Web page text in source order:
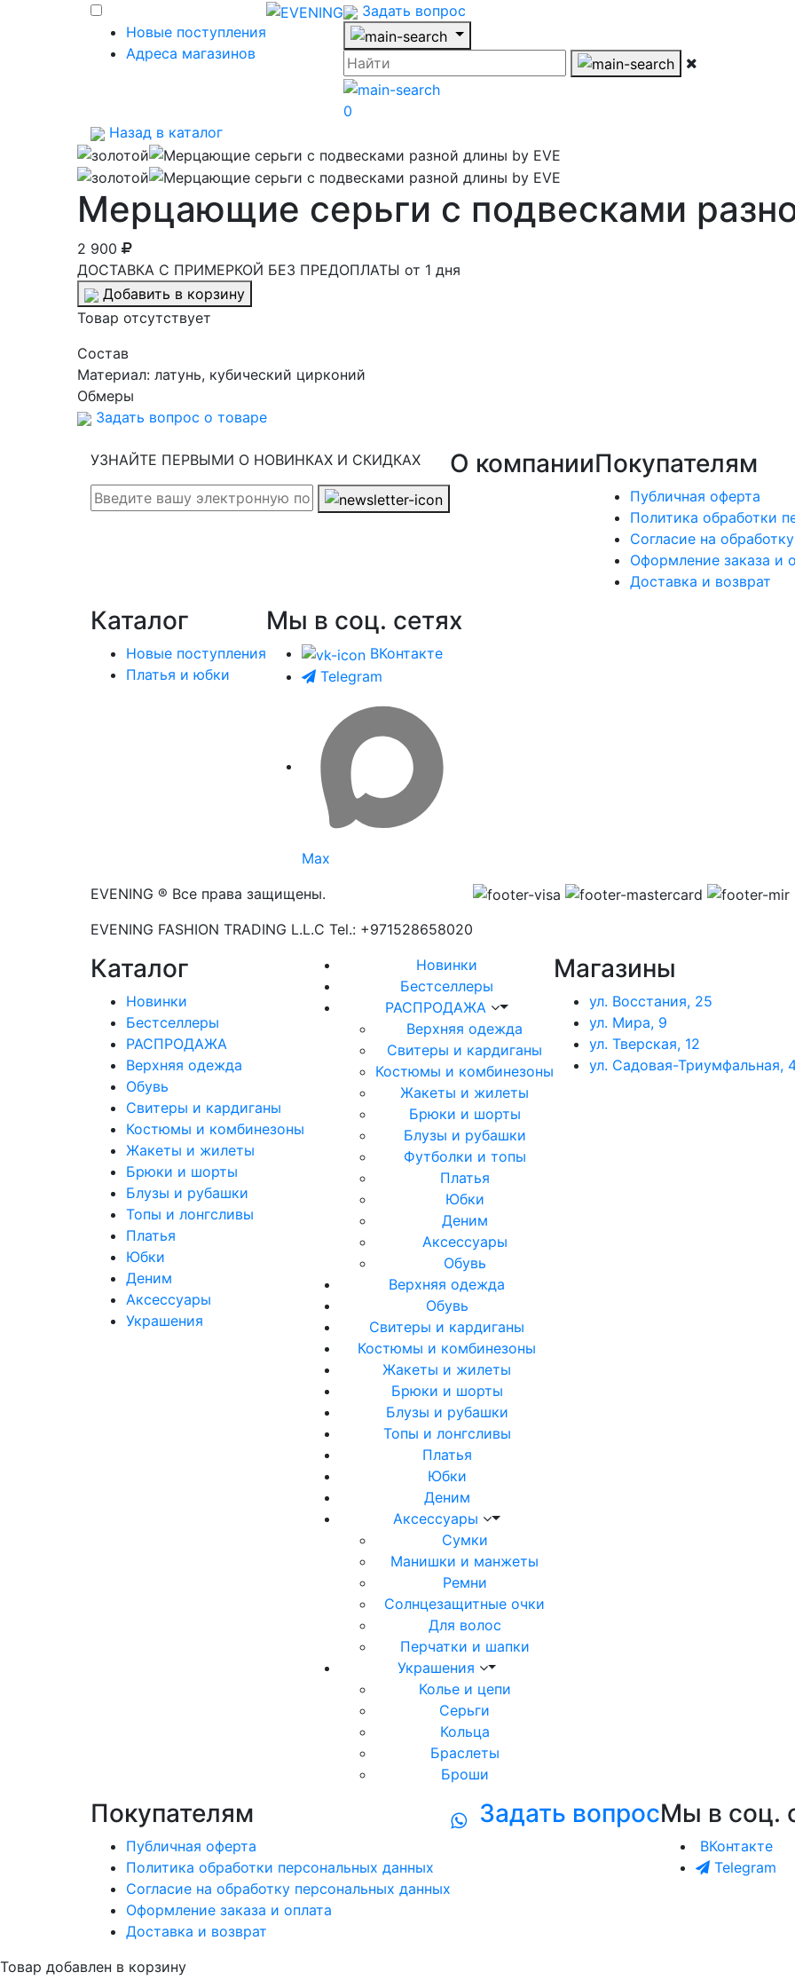
Новые поступления
Адреса магазинов
Задать вопрос
0
Назад в каталог
Мерцающие серьги с подвесками
2 900
ДОСТАВКА С ПРИМЕРКОЙ БЕЗ ПРЕДОПЛАТЫ от 1 дня
Добавить в корзину
Товар отсутствует
Cостав
Материал: латунь, кубический цирконий
Обмеры
Задать вопрос о товаре
УЗНАЙТЕ ПЕРВЫМИ О НОВИНКАХ И СКИДКАХ О компанииПокупателям
Публичная оферта
Политика обработки
Согласие на
Оформление заказа и
Доставка и возврат
Каталог
Новые поступления
Платья и юбки
Мы в соц. сетях
ВКонтакте
Telegram
Max
EVENING ® Все права защищены.
EVENING FASHION TRADING L.L.C Tel.: +971528658020
Каталог
Новинки
Бестселлеры
РАСПРОДАЖА
Верхняя одежда
Обувь
Свитеры и кардиганы
Костюмы и комбинезоны
Жакеты и жилеты
Брюки и шорты
Блузы и рубашки
Топы и лонгсливы
Платья
Юбки
Деним
Аксессуары
Украшения
Новинки
Бестселлеры
РАСПРОДАЖА
Верхняя одежда
Свитеры и кардиганы
Костюмы и комбинезоны
Жакеты и жилеты
Брюки и шорты
Блузы и рубашки
Футболки и топы
Платья
Юбки
Деним
Аксессуары
Обувь
Верхняя одежда
Обувь
Свитеры и кардиганы
Костюмы и комбинезоны
Жакеты и жилеты
Брюки и шорты
Блузы и рубашки
Топы и лонгсливы
Платья
Юбки
Деним
Аксессуары
Сумки
Манишки и манжеты
Ремни
Солнцезащитные очки
Для волос
Перчатки и шапки
Украшения
Колье и цепи
Серьги
Кольца
Браслеты
Броши
Магазины
ул. Восстания, 25
ул. Мира, 9
ул. Тверская, 12
ул. Садовая-Триумфальная,
Покупателям
Публичная оферта
Политика обработки персональных данных
Согласие на обработку персональных данных
Оформление заказа и оплата
Доставка и возврат
Задать вопросМы в соц.
ВКонтакте
Telegram
Товар добавлен в корзину